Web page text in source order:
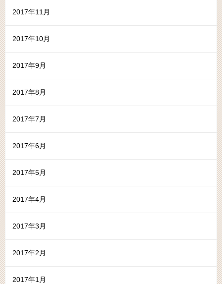
2017年11月
2017年10月
2017年9月
2017年8月
2017年7月
2017年6月
2017年5月
2017年4月
2017年3月
2017年2月
2017年1月